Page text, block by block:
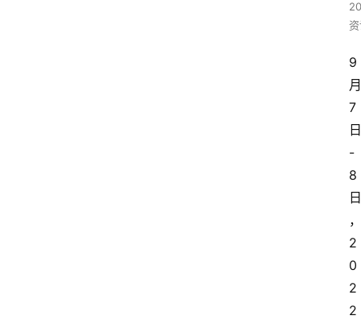
9
月
7
日
-
8
日
，
2
0
2
2